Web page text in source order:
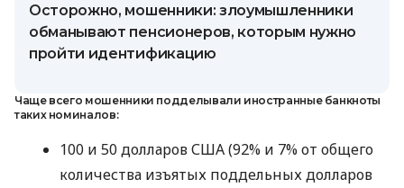
Осторожно, мошенники: злоумышленники
обманывают пенсионеров, которым нужно
пройти идентификацию
Чаще всего мошенники подделывали иностранные банкноты
таких номиналов:
100 и 50 долларов США (92% и 7% от общего
количества изъятых поддельных долларов